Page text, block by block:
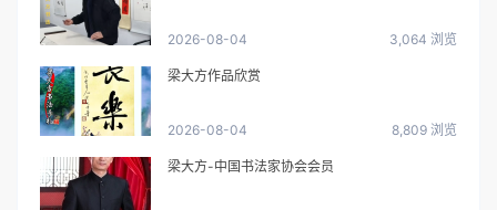
2026-08-04 3,064 浏览
梁大方作品欣赏
2026-08-04 8,809 浏览
梁大方-中国书法家协会会员